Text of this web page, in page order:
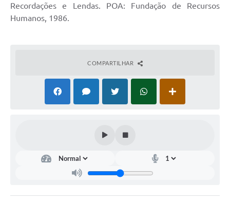
Recordações e Lendas. POA: Fundação de Recursos
Humanos, 1986.
COMPARTILHAR